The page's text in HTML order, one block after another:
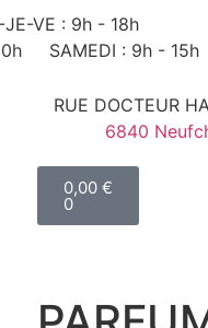
JE-VE : 9h - 18h
SAMEDI : 9h - 15h
RUE DOCTEUR
6840
0,00 €
0